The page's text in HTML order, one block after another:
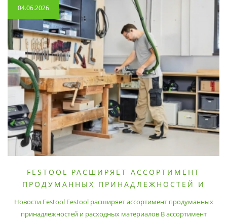
04.06.2026
FESTOOL РАСШИРЯЕТ АССОРТИМЕНТ
ПРОДУМАННЫХ ПРИНАДЛЕЖНОСТЕЙ И
Новости Festool Festool расширяет ассортимент продуманных
принадлежностей и расходных материалов В ассортимент